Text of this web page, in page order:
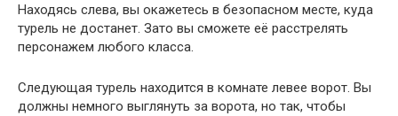
Находясь слева, вы окажетесь в безопасном месте, куда
турель не достанет. Зато вы сможете её расстрелять
персонажем любого класса.
Следующая турель находится в комнате левее ворот. Вы
должны немного выглянуть за ворота, но так, чтобы